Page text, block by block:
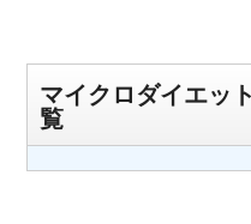
マイクロダイエッ
覧